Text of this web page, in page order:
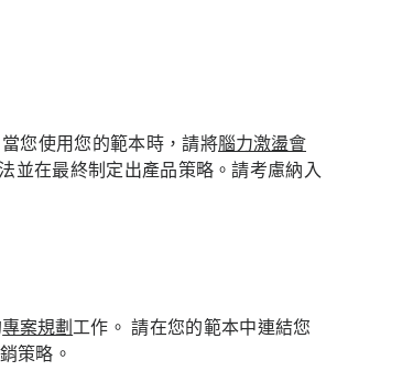
您使用您的範本時，請將腦力激盪會
並在最終制定出產品策略。請考慮納入
專案規劃 工作。 請在您的範本中連結您
策略。